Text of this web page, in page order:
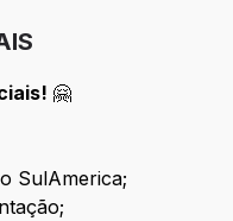
🤗
SulAmerica;